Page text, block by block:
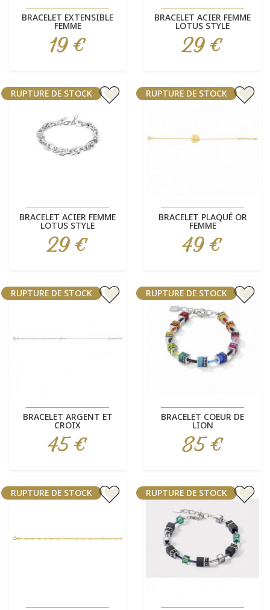
BRACELET EXTENSIBLE
FEMME
Prix
19 €
BRACELET ACIER FEMME
LOTUS STYLE
Prix
29 €
BRACELET ACIER FEMME
LOTUS STYLE
Prix
29 €
RUPTURE DE STOCK
BRACELET PLAQUÉ OR
FEMME
Prix
49 €
RUPTURE DE STOCK
BRACELET ARGENT ET
CROIX
Prix
45 €
RUPTURE DE STOCK
BRACELET COEUR DE
LION
Prix
85 €
RUPTURE DE STOCK
RUPTURE DE STOCK RUPTURE DE STOCK